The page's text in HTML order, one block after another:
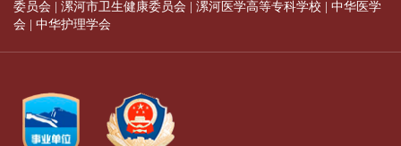
委员会 | 漯河市卫生健康委员会 | 漯河医学高等专科学校 | 中华医学
会 | 中华护理学会